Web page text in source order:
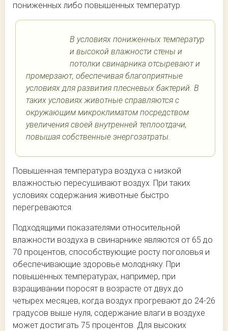
пониженных либо повышенных температур.
В условиях пониженных температур
и высокой влажности стены и
потолки свинарника отсыревают и
промерзают, обеспечивая благоприятные
условиях для развития плесневых бактерий. В
таких условиях животные справляются с
окружающим микроклиматом посредством
увеличения своей внутренней теплоотдачи,
повышая собственные энергозатраты.
Повышенная температура воздуха с низкой
влажностью пересушивают воздух. При таких
условиях содержания животные быстро
перегреваются.
Подходящими показателями относительной
влажности воздуха в свинарнике являются от 65 до
70 процентов, способствующие росту поголовья и
обеспечивающие здоровье молодняку. При
повышенных температурах, например, при
взращивании поросят в возрасте от двух до
четырех месяцев, когда воздух прогревают до 24-26
градусов выше нуля, содержание влаги в воздухе
может достигать 75 процентов. Для высоких